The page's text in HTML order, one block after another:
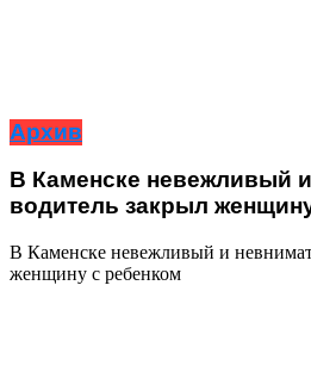
Архив
В Каменске невежливый
водитель закрыл
В Каменске невежливый и
женщину с ребенком